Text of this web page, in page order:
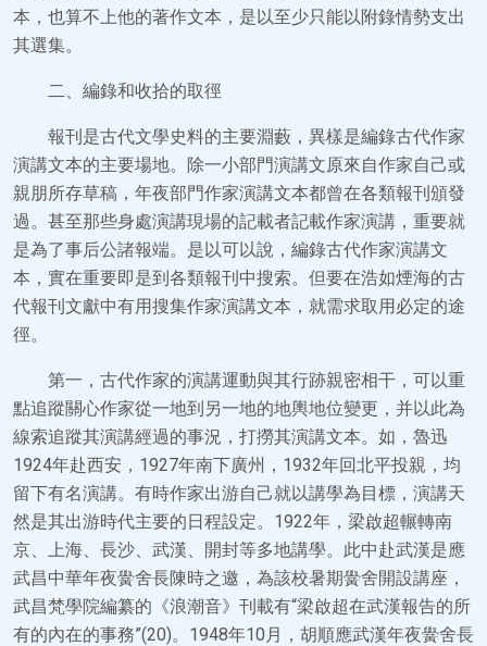
本，也算不上他的著作文本，是以至少只能以附錄情勢支出
其選集。
二、編錄和收拾的取徑
報刊是古代文學史料的主要淵藪，異樣是編錄古代作家
演講文本的主要場地。除一小部門演講文原來自作家自己或
親朋所存草稿，年夜部門作家演講文本都曾在各類報刊頒發
過。甚至那些身處演講現場的記載者記載作家演講，重要就
是為了事后公諸報端。是以可以說，編錄古代作家演講文
本，實在重要即是到各類報刊中搜索。但要在浩如煙海的古
代報刊文獻中有用搜集作家演講文本，就需求取用必定的途
徑。
第一，古代作家的演講運動與其行跡親密相干，可以重
點追蹤關心作家從一地到另一地的地輿地位變更，并以此為
線索追蹤其演講經過的事況，打撈其演講文本。如，魯迅
1924年赴西安，1927年南下廣州，1932年回北平投親，均
留下有名演講。有時作家出游自己就以講學為目標，演講天
然是其出游時代主要的日程設定。1922年，梁啟超輾轉南
京、上海、長沙、武漢、開封等多地講學。此中赴武漢是應
武昌中華年夜黌舍長陳時之邀，為該校暑期黌舍開設講座，
武昌梵學院編纂的《浪潮音》刊載有“梁啟超在武漢報告的所
有的內在的事務”(20)。1948年10月，胡順應武漢年夜黌舍長